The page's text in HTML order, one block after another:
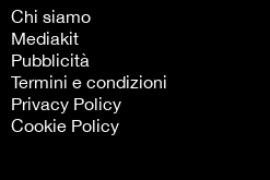
Chi siamo
Mediakit
Pubblicità
Termini e condizioni
Privacy Policy
Cookie Policy